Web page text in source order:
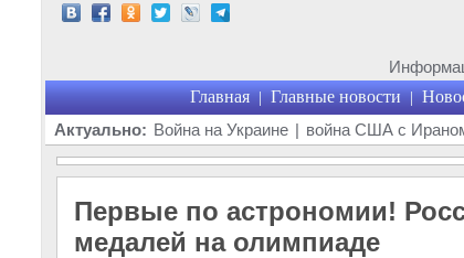
Главная | Главные новости |
Актуально: Война на Украине | война США с
Первые по астрономии!
медалей на олимпиаде